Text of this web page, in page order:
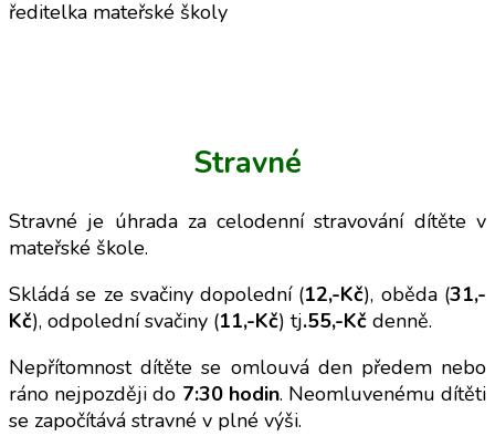
ředitelka mateřské školy
Stravné
Stravné je úhrada za celodenní stravování dítěte v
mateřské škole.
Skládá se ze svačiny dopolední (12,-Kč), oběda (31,-
Kč), odpolední svačiny (11,-Kč) tj.55,-Kč denně.
Nepřítomnost dítěte se omlouvá den předem nebo
ráno nejpozději do 7:30 hodin. Neomluvenému dítěti
se započítává stravné v plné výši.